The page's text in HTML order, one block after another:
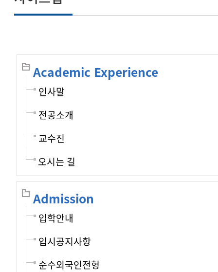
Academic Experience
인사말
전공소개
교수진
오시는 길
Admission
입학안내
입시공지사항
순수외국인전형